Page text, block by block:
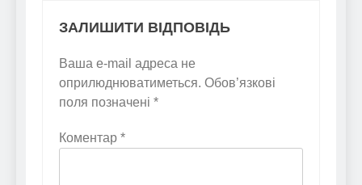
ЗАЛИШИТИ ВІДПОВІДЬ
Ваша e-mail адреса не
оприлюднюватиметься. Обов’язкові
поля позначені *
Коментар *